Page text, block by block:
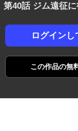
第40話 ジム遠征
ログインし
この作品の無